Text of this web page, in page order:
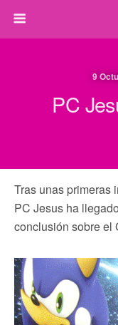
9
PC
Tras unas primeras
PC Jesus ha
conclusión sobre el